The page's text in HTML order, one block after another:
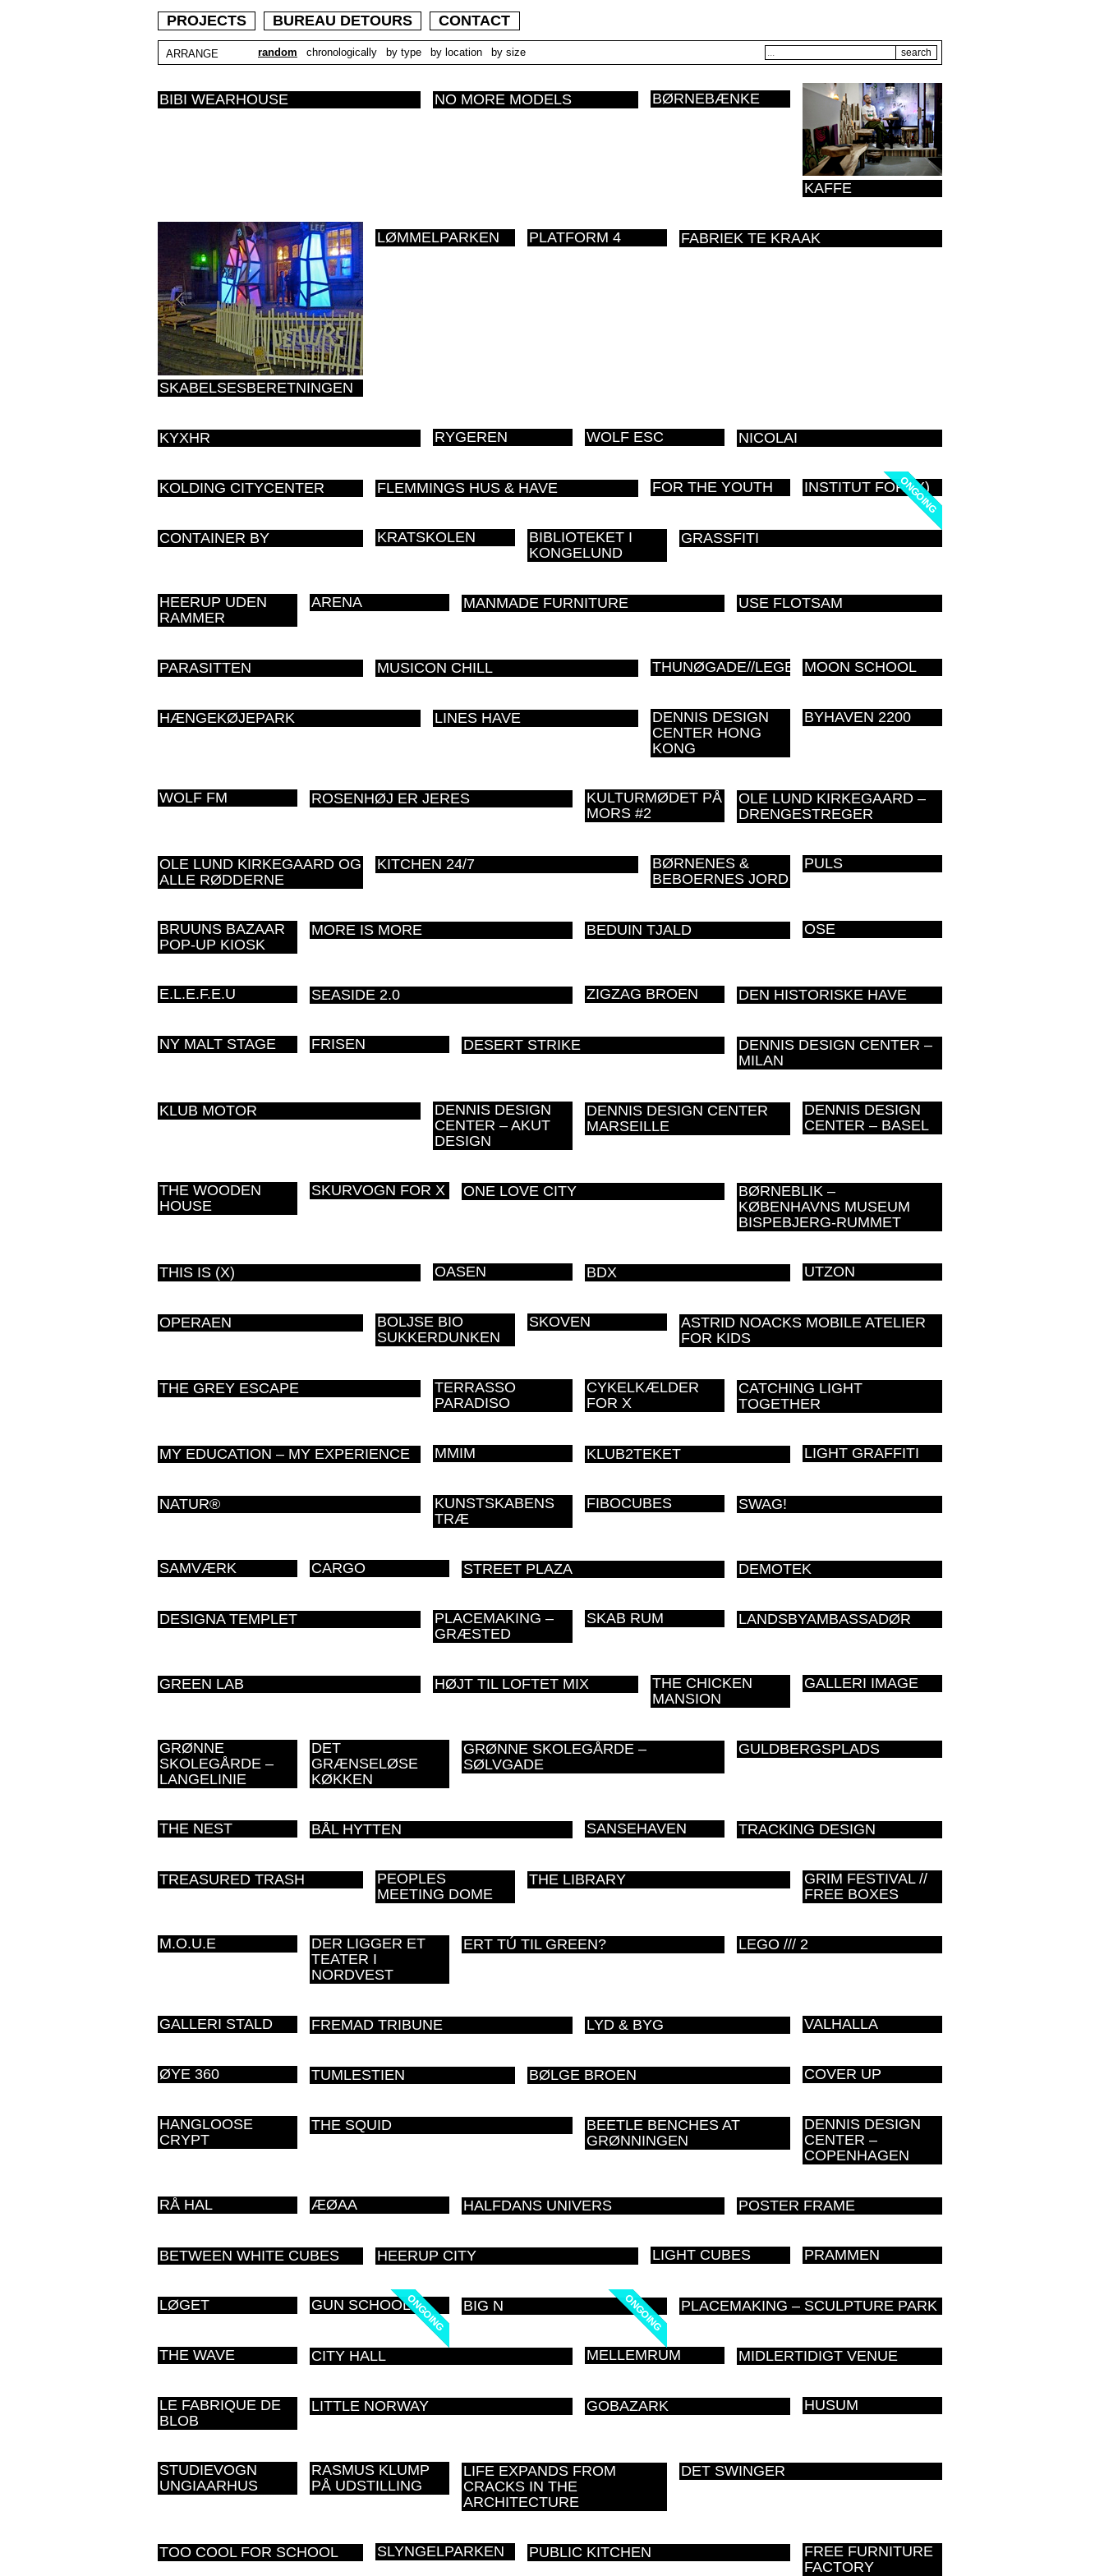
PROJECTS BUREAU DETOURS CONTACT
ARRANGE random chronologically by type by location by size
BIBI WEARHOUSE NO MORE MODELS BØRNEBÆNKE
KAFFE
SKABELSESBERETNINGEN
LØMMELPARKEN PLATFORM 4 FABRIEK TE KRAAK
KYXHR RYGEREN WOLF ESC NICOLAI
KOLDING CITYCENTER FLEMMINGS HUS & HAVE FOR THE YOUTH ONGOING
ONGOING
INSTITUT FOR (X)
CONTAINER BY KRATSKOLEN
BIBLIOTEKET I
KONGELUND
GRASSFITI
HEERUP UDEN
RAMMER
ARENA MANMADE FURNITURE USE FLOTSAM
PARASITTEN MUSICON CHILL THUNØGADE//LEGEPLADSMOON SCHOOL
HÆNGEKØJEPARK LINES HAVE
DENNIS DESIGN
CENTER HONG
KONG
BYHAVEN 2200
WOLF FM ROSENHØJ ER JERES
KULTURMØDET PÅ
MORS #2
OLE LUND KIRKEGAARD –
DRENGESTREGER
OLE LUND KIRKEGAARD OG
ALLE RØDDERNE
KITCHEN 24/7
BØRNENES &
BEBOERNES JORD
PULS
BRUUNS BAZAAR
POP-UP KIOSK
MORE IS MORE BEDUIN TJALD OSE
E.L.E.F.E.U SEASIDE 2.0 ZIGZAG BROEN DEN HISTORISKE HAVE
NY MALT STAGE FRISEN DESERT STRIKE
DENNIS DESIGN CENTER –
MILAN
KLUB MOTOR
DENNIS DESIGN
CENTER – AKUT
DESIGN
DENNIS DESIGN CENTER
MARSEILLE
DENNIS DESIGN
CENTER – BASEL
THE WOODEN
HOUSE
SKURVOGN FOR X ONE LOVE CITY
BØRNEBLIK –
KØBENHAVNS MUSEUM
BISPEBJERG-RUMMET
THIS IS (X) OASEN BDX UTZON
OPERAEN
BOLJSE BIO
SUKKERDUNKEN
SKOVEN
ASTRID NOACKS MOBILE ATELIER
FOR KIDS
THE GREY ESCAPE
TERRASSO
PARADISO
CYKELKÆLDER
FOR X
CATCHING LIGHT
TOGETHER
MY EDUCATION – MY EXPERIENCE MMIM KLUB2TEKET LIGHT GRAFFITI
NATUR®
KUNSTSKABENS
TRÆ
FIBOCUBES SWAG!
SAMVÆRK CARGO STREET PLAZA DEMOTEK
DESIGNA TEMPLET
PLACEMAKING –
GRÆSTED
SKAB RUM LANDSBYAMBASSADØR
GREEN LAB HØJT TIL LOFTET MIX
THE CHICKEN
MANSION
GALLERI IMAGE
GRØNNE
SKOLEGÅRDE –
LANGELINIE
DET
GRÆNSELØSE
KØKKEN
GRØNNE SKOLEGÅRDE –
SØLVGADE
GULDBERGSPLADS
THE NEST BÅL HYTTEN SANSEHAVEN TRACKING DESIGN
TREASURED TRASH
PEOPLES
MEETING DOME
THE LIBRARY
GRIM FESTIVAL //
FREE BOXES
M.O.U.E
DER LIGGER ET
TEATER I
NORDVEST
ERT TÚ TIL GREEN? LEGO /// 2
GALLERI STALD FREMAD TRIBUNE LYD & BYG VALHALLA
ØYE 360 TUMLESTIEN BØLGE BROEN COVER UP
HANGLOOSE
CRYPT
THE SQUID
BEETLE BENCHES AT
GRØNNINGEN
DENNIS DESIGN
CENTER –
COPENHAGEN
RÅ HAL ÆØAA HALFDANS UNIVERS POSTER FRAME
BETWEEN WHITE CUBES HEERUP CITY LIGHT CUBES PRAMMEN
LØGET ONGOING
ONGOING
GUN SCHOOL ONGOING
ONGOING
BIG N PLACEMAKING – SCULPTURE PARK
THE WAVE CITY HALL MELLEMRUM MIDLERTIDIGT VENUE
LE FABRIQUE DE
BLOB
LITTLE NORWAY GOBAZARK HUSUM
STUDIEVOGN
UNGIAARHUS
RASMUS KLUMP
PÅ UDSTILLING
LIFE EXPANDS FROM
CRACKS IN THE
ARCHITECTURE
DET SWINGER
TOO COOL FOR SCHOOL SLYNGELPARKEN PUBLIC KITCHEN
FREE FURNITURE
FACTORY